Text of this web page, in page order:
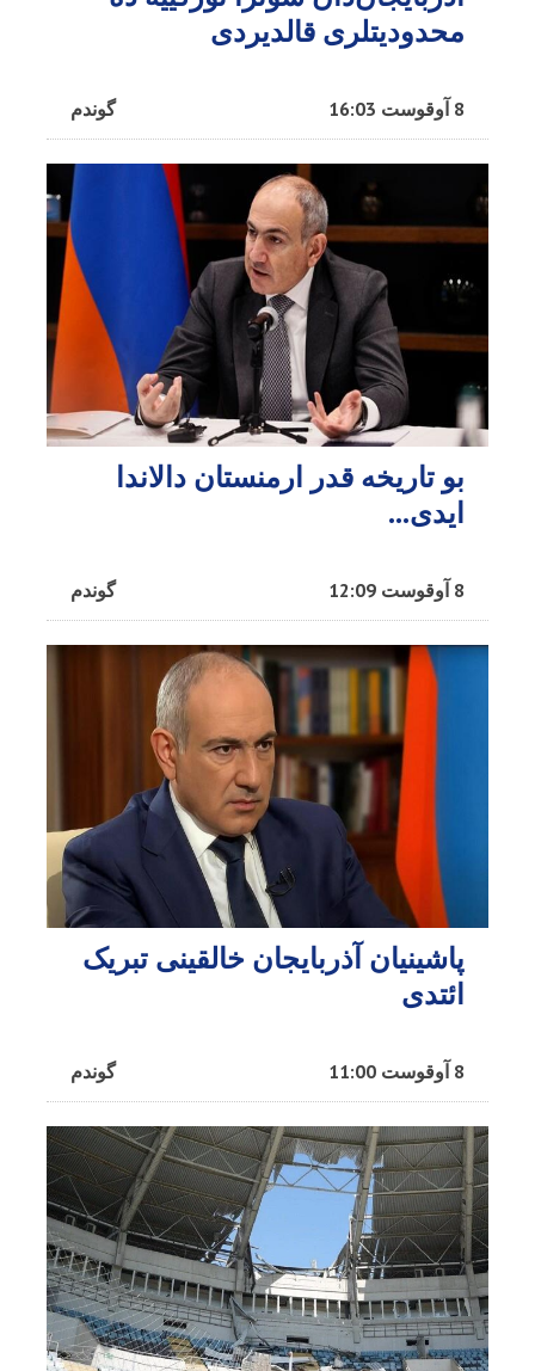
محدودیتلری قالدیردی
گوندم 8 آوقوست 16:03
بو تاریخه قدر ارمنستان دالاندا
ایدی...
گوندم 8 آوقوست 12:09
پاشینیان آذربایجان خالقینی تبریک
ائتدی
گوندم 8 آوقوست 11:00